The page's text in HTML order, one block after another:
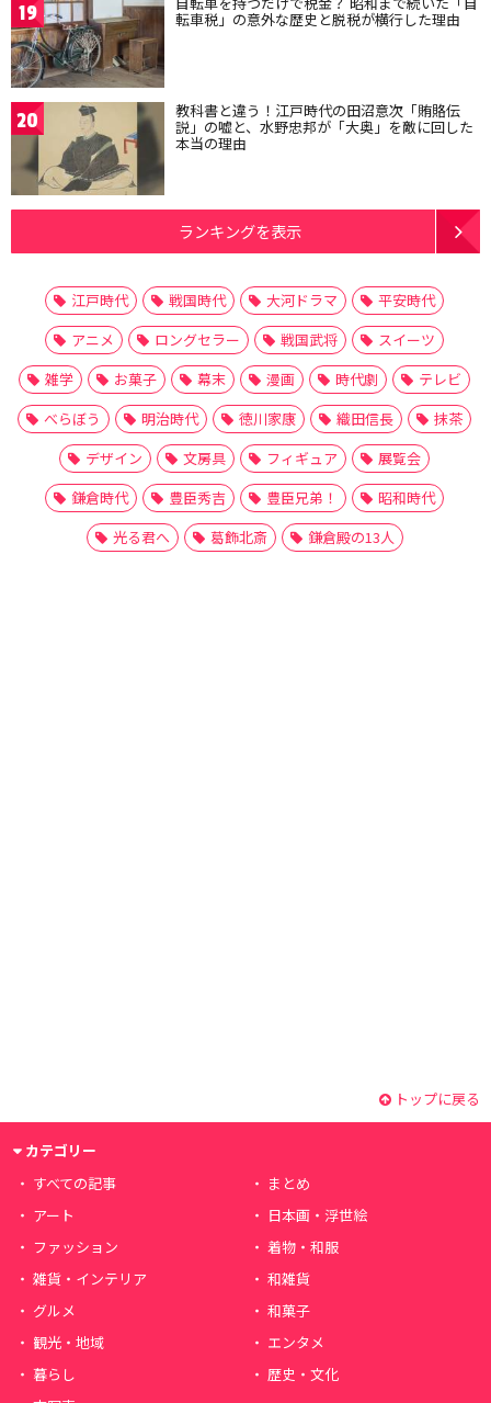
19 転車税」の意外な歴史と脱税が横行した理由
20 教科書と違う！江戸時代の田沼意次「賄賂伝
説」の嘘と、水野忠邦が「大奥」を敵に回した
本当の理由
ランキングを表示
江戸時代 戦国時代 大河ドラマ
平安時代
アニメ
ロングセラー 戦国武将
スイーツ
雑学
お菓子 幕末 漫画 時代劇
テレビ
べらぼう
明治時代 徳川家康 織田信長
抹茶
デザイン
文房具 フィギュア
展覧会
鎌倉時代
豊臣秀吉 豊臣兄弟！
昭和時代
光る君へ
葛飾北斎 鎌倉殿の13人
トップに戻る
カテゴリー
すべての記事
まとめ
アート
日本画・浮世絵
ファッション
着物・和服
雑貨・インテリア
和雑貨
グルメ
和菓子
観光・地域
エンタメ
暮らし
歴史・文化